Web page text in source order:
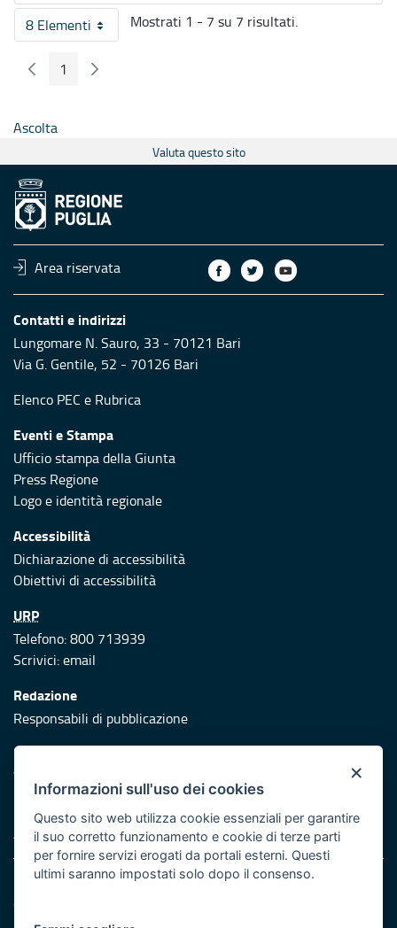
8 ElementiPer pagina
Mostrati 1 - 7 su 7 risultati.
Pagina Precedente
Pagina
1 Pagina Seguente
Ascolta
Valuta questo sito
Area riservata
Contatti e indirizzi
Lungomare N. Sauro, 33 - 70121 Bari
Via G. Gentile, 52 - 70126 Bari
Elenco PEC e Rubrica
Eventi e Stampa
Ufficio stampa della Giunta
Press Regione
Logo e identità regionale
Accessibilità
Dichiarazione di accessibilità
Obiettivi di accessibilità
URP
Telefono: 800 713939
Scrivici:email
Redazione
Responsabili di pubblicazione
Protezione civile
Vai al sito di Protezione Civile Puglia
Iniziativa finanziata con risorse del POR Puglia 2014/2020 -
Asse XI
Note legali
Cookie e privacy
×
Informazioni sull'uso dei cookies
Questo sito web utilizza cookie essenziali per garantire
il suo corretto funzionamento e cookie di terze parti
per fornire servizi erogati da portali esterni. Questi
ultimi saranno impostati solo dopo il consenso.